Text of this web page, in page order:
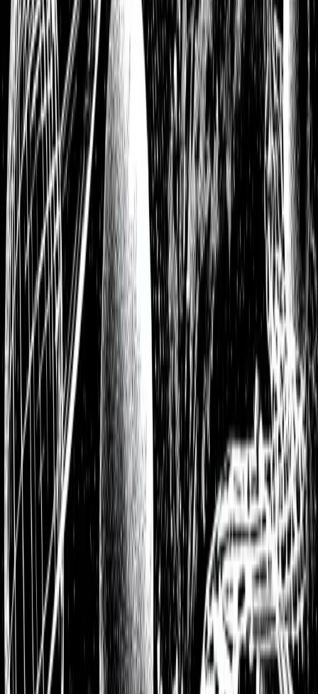
Dividendenstrategie 3/3: Wie meine Ziele als
Dividendeninvestor aussehen und was ich bisher erreicht habe